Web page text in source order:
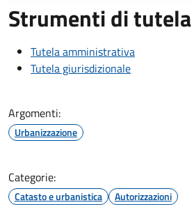
Strumenti di tutela
Tutela amministrativa
Tutela giurisdizionale
Argomenti:
Urbanizzazione
Categorie:
Catasto e urbanistica Autorizzazioni